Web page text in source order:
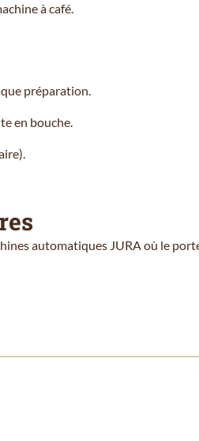
à café.
préparation.
en bouche.
automatiques JURA où le
l'aide de la touche de tabulation.